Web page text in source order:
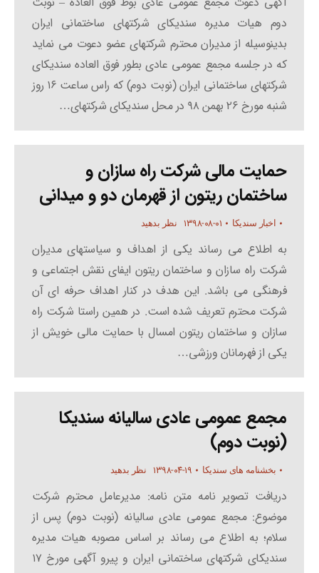
دوم هیات مدیره سندیکای شرکتهای ساختمانی ایران
بدینوسیله از مدیران محترم شرکتهای عضو دعوت می نماید
که در جلسه مجمع عمومی عادی بطور فوق العاده سندیکای
شرکتهای ساختمانی ایران (نوبت دوم) که راس ساعت ۱۶ روز
شنبه مورخ ۲۶ بهمن ۹۸ در محل سندیکای شرکتهای…
حمایت مالی شرکت راه سازان و
ساختمان ریتون از قهرمان دو و میدانی
اخبار سندیکا ۱۳۹۸-۰۸-۰۱ نظر بدهید
به اطلاع می رساند یکی از اهداف و سیاستهای مدیران
شرکت راه سازان و ساختمان ریتون ایفای نقش اجتماعی و
فرهنگی می باشد. این هدف در کنار اهداف حرفه ای آن
شرکت محترم تعریف شده است. در همین راستا شرکت راه
سازان و ساختمان ریتون امسال با حمایت مالی خویش از
یکی از فهرمانان ورزشی…
مجمع عمومی عادی سالیانه سندیکا
(نوبت دوم)
بخشنامه های سندیکا ۱۳۹۸-۰۴-۱۹ نظر بدهید
دریافت تصویر نامه متن نامه: مدیرعامل محترم شرکت
موضوع: مجمع عمومی عادی سالیانه (نوبت دوم) پس از
سلام؛ به اطلاع می رساند بر اساس مصوبه هیات مدیره
سندیکای شرکتهای ساختمانی ایران و پیرو آگهی مورخ ۱۷